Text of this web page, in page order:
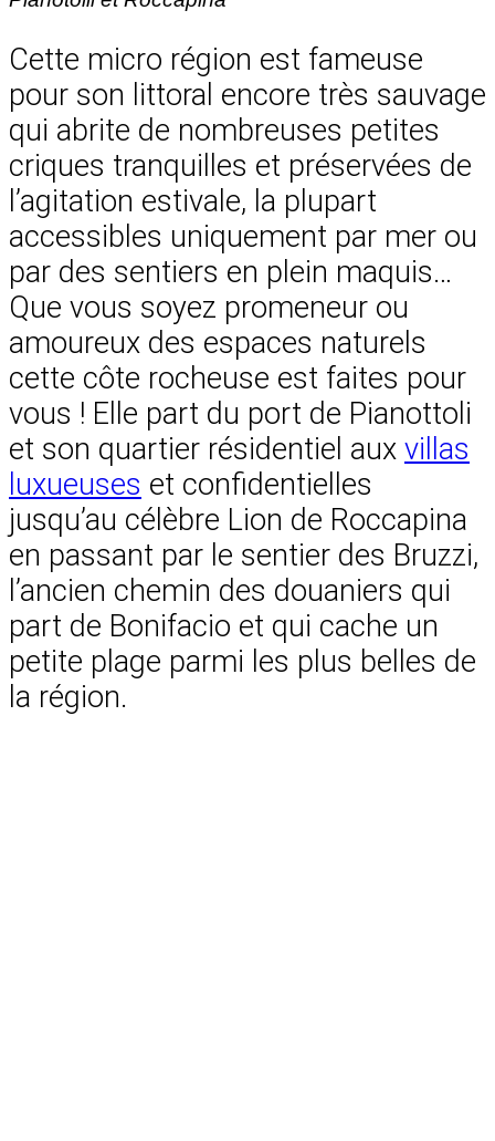
Cette micro région est fameuse
pour son littoral encore très sauvage
qui abrite de nombreuses petites
criques tranquilles et préservées de
l’agitation estivale, la plupart
accessibles uniquement par mer ou
par des sentiers en plein maquis…
Que vous soyez promeneur ou
amoureux des espaces naturels
cette côte rocheuse est faites pour
vous ! Elle part du port de Pianottoli
et son quartier résidentiel aux villas
luxueuses et confidentielles
jusqu’au célèbre Lion de Roccapina
en passant par le sentier des Bruzzi,
l’ancien chemin des douaniers qui
part de Bonifacio et qui cache un
petite plage parmi les plus belles de
la région.